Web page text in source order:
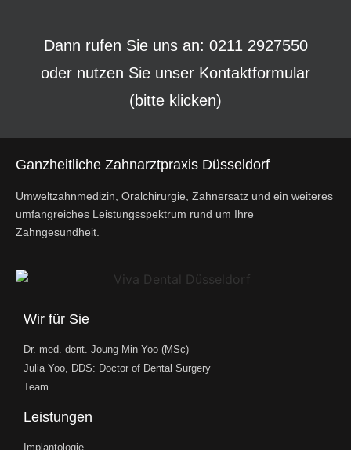
Dann rufen Sie uns an: 0211 2927550
oder nutzen Sie unser Kontaktformular
(bitte klicken)
Ganzheitliche Zahnarztpraxis Düsseldorf
Umweltzahnmedizin, Oralchirurgie, Zahnersatz und ein weiteres
umfangreiches Leistungsspektrum rund um Ihre
Zahngesundheit.
Wir für Sie
Dr. med. dent. Joung-Min Yoo (MSc)
Julia Yoo, DDS: Doctor of Dental Surgery
Team
Leistungen
Implantologie